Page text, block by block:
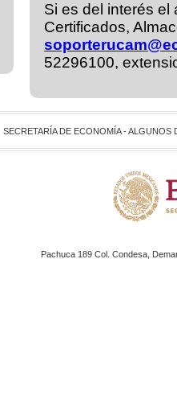
Si es del interés
Certificados,
52296100,
SECRETARÍA DE ECONOMÍA -
Pachuca 189 Col. Condesa,